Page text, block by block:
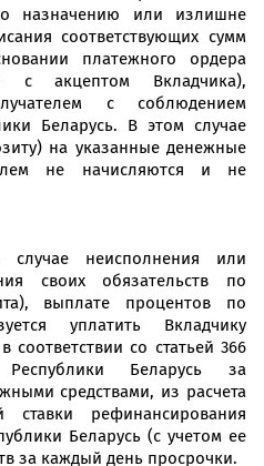
назначению или излишне
соответствующих сумм
платежного ордера
с акцептом Вкладчика),
с соблюдением
Беларусь. В этом случае
на указанные денежные
не начисляются и не
случае неисполнения или
своих обязательств по
выплате процентов по
уплатить Вкладчику
соответствии со статьей 366
Республики Беларусь за
средствами, из расчета
рефинансирования
Беларусь (с учетом ее
за каждый день просрочки.